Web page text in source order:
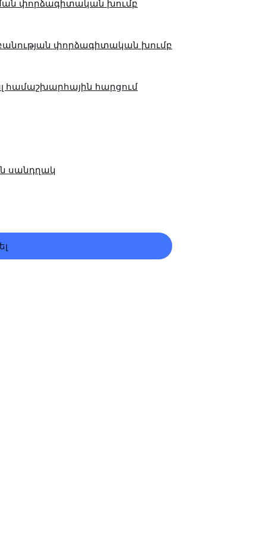
փորձագիտական խումբ
փորձագիտական խումբ
համաշխարհային հարցում
սանդղակ